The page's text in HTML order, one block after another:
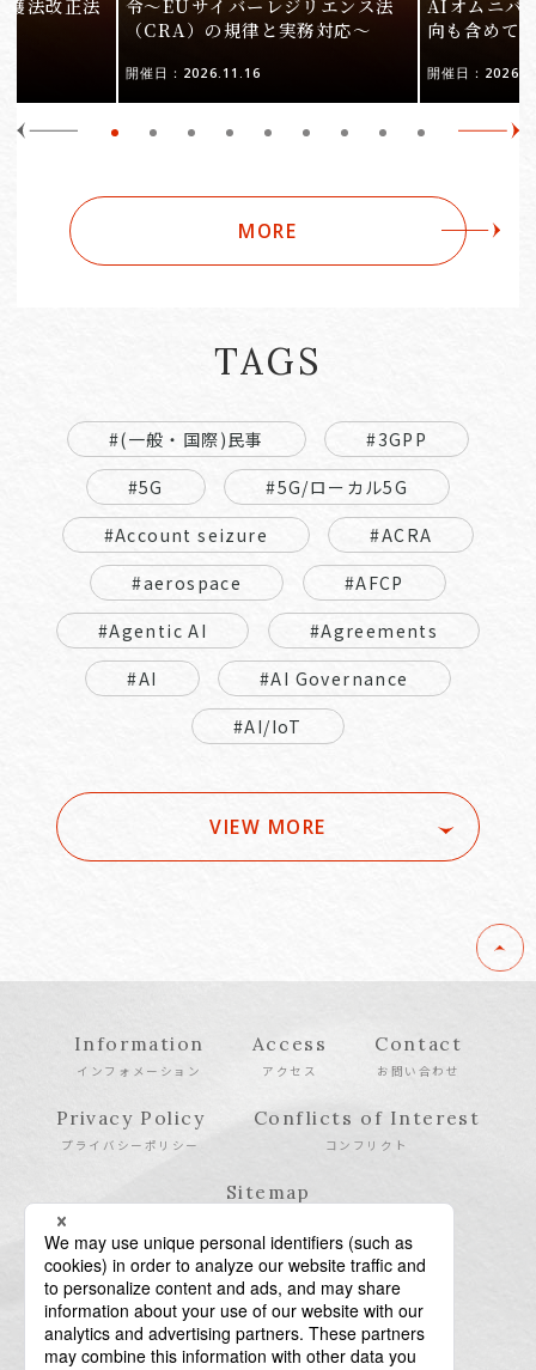
護法改正法
令〜EUサイバーレジリエンス法
（CRA）の規律と実務対応〜
開催日：2026.11.16
AIオムニバ
向も含めて
開催日：
MORE
TAGS
#(一般・国際)民事
#3GPP
#5G
#5G/ローカル5G
#Account seizure
#ACRA
#aerospace
#AFCP
#Agentic AI
#Agreements
#AI
#AI Governance
#AI/IoT
VIEW MORE
Information
インフォメーション
Access
アクセス
Contact
お問い合わせ
Privacy Policy
プライバシーポリシー
Conflicts of Interest
コンフリクト
Sitemap